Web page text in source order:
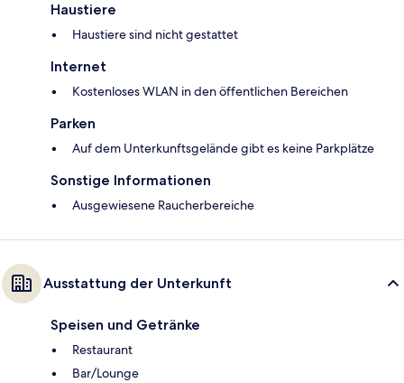
Haustiere
Haustiere sind nicht gestattet
Internet
Kostenloses WLAN in den öffentlichen Bereichen
Parken
Auf dem Unterkunftsgelände gibt es keine Parkplätze
Sonstige Informationen
Ausgewiesene Raucherbereiche
Ausstattung der Unterkunft
Speisen und Getränke
Restaurant
Bar/Lounge